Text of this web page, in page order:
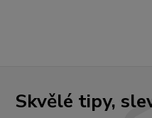
Skvělé tipy,